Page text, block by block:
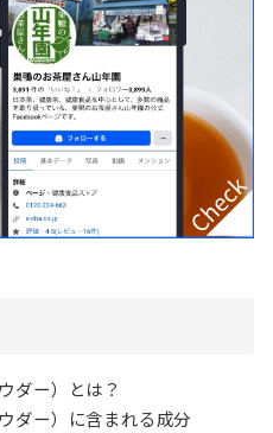
ダー）とは？
ダー）に含まれる成分